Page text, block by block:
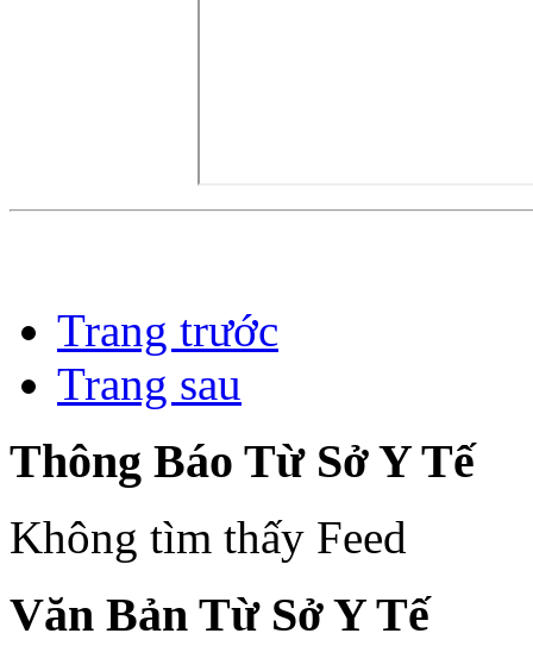
Trang trước
Trang sau
Thông Báo Từ Sở Y Tế
Không tìm thấy Feed
Văn Bản Từ Sở Y Tế